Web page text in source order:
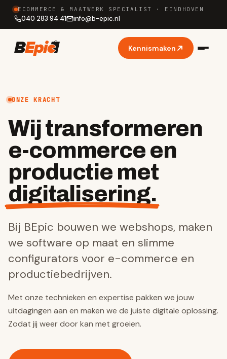
ECOMMERCE & MAATWERK SPECIALIST · EINDHOVEN
040 283 94 41 info@b-epic.nl
Kennismaken
ONZE KRACHT
Wij transformeren
e-commerce en
productie met
digitalisering.
Bij BEpic bouwen we webshops, maken
we software op maat en slimme
configurators voor e-commerce en
productiebedrijven.
Met onze technieken en expertise pakken we jouw
uitdagingen aan en maken we de juiste digitale oplossing.
Zodat jij weer door kan met groeien.